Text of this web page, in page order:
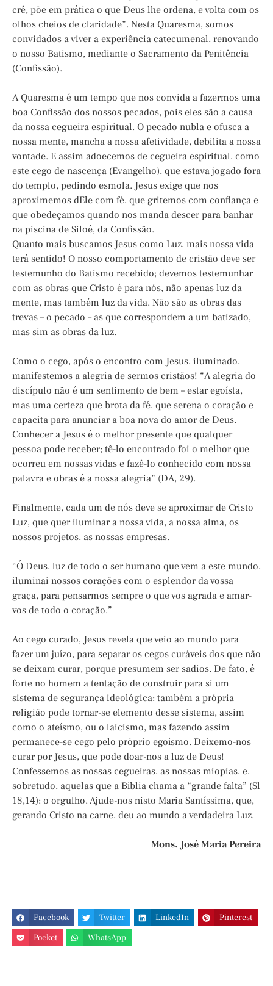
crê, põe em prática o que Deus lhe ordena, e volta com os
olhos cheios de claridade”. Nesta Quaresma, somos
convidados a viver a experiência catecumenal, renovando
o nosso Batismo, mediante o Sacramento da Penitência
(Confissão).
A Quaresma é um tempo que nos convida a fazermos uma
boa Confissão dos nossos pecados, pois eles são a causa
da nossa cegueira espiritual. O pecado nubla e ofusca a
nossa mente, mancha a nossa afetividade, debilita a nossa
vontade. E assim adoecemos de cegueira espiritual, como
este cego de nascença (Evangelho), que estava jogado fora
do templo, pedindo esmola. Jesus exige que nos
aproximemos dEle com fé, que gritemos com confiança e
que obedeçamos quando nos manda descer para banhar
na piscina de Siloé, da Confissão.
Quanto mais buscamos Jesus como Luz, mais nossa vida
terá sentido! O nosso comportamento de cristão deve ser
testemunho do Batismo recebido; devemos testemunhar
com as obras que Cristo é para nós, não apenas luz da
mente, mas também luz da vida. Não são as obras das
trevas – o pecado – as que correspondem a um batizado,
mas sim as obras da luz.
Como o cego, após o encontro com Jesus, iluminado,
manifestemos a alegria de sermos cristãos! “A alegria do
discípulo não é um sentimento de bem – estar egoísta,
mas uma certeza que brota da fé, que serena o coração e
capacita para anunciar a boa nova do amor de Deus.
Conhecer a Jesus é o melhor presente que qualquer
pessoa pode receber; tê-lo encontrado foi o melhor que
ocorreu em nossas vidas e fazê-lo conhecido com nossa
palavra e obras é a nossa alegria” (DA, 29).
Finalmente, cada um de nós deve se aproximar de Cristo
Luz, que quer iluminar a nossa vida, a nossa alma, os
nossos projetos, as nossas empresas.
“Ó Deus, luz de todo o ser humano que vem a este mundo,
iluminai nossos corações com o esplendor da vossa
graça, para pensarmos sempre o que vos agrada e amar-
vos de todo o coração.”
Ao cego curado, Jesus revela que veio ao mundo para
fazer um juízo, para separar os cegos curáveis dos que não
se deixam curar, porque presumem ser sadios. De fato, é
forte no homem a tentação de construir para si um
sistema de segurança ideológica: também a própria
religião pode tornar-se elemento desse sistema, assim
como o ateísmo, ou o laicismo, mas fazendo assim
permanece-se cego pelo próprio egoísmo. Deixemo-nos
curar por Jesus, que pode doar-nos a luz de Deus!
Confessemos as nossas cegueiras, as nossas miopias, e,
sobretudo, aquelas que a Bíblia chama a “grande falta” (Sl
18,14): o orgulho. Ajude-nos nisto Maria Santíssima, que,
gerando Cristo na carne, deu ao mundo a verdadeira Luz.
Mons. José Maria Pereira
Facebook Twitter LinkedIn
Pinterest
Pocket
WhatsApp